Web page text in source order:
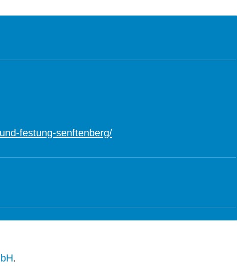
festung-senftenberg/
.